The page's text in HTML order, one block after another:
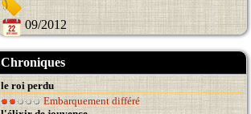
09/2012
Chroniques
le roi perdu
Embarquement différé